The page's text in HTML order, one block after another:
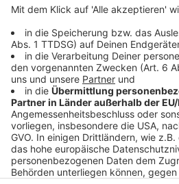
Mehr
Akzeptieren
powered by
Management
James Arthur - Medicine
Anzeige
Anzeige